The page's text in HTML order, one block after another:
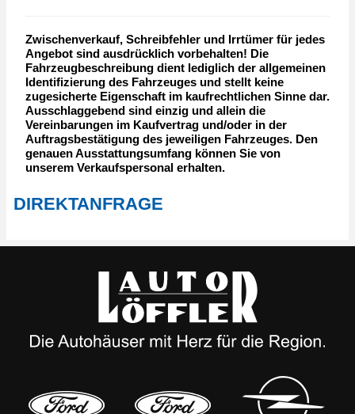
Zwischenverkauf, Schreibfehler und Irrtümer für jedes
Angebot sind ausdrücklich vorbehalten! Die
Fahrzeugbeschreibung dient lediglich der allgemeinen
Identifizierung des Fahrzeuges und stellt keine
zugesicherte Eigenschaft im kaufrechtlichen Sinne dar.
Ausschlaggebend sind einzig und allein die
Vereinbarungen im Kaufvertrag und/oder in der
Auftragsbestätigung des jeweiligen Fahrzeuges. Den
genauen Ausstattungsumfang können Sie von
unserem Verkaufspersonal erhalten.
DIREKTANFRAGE